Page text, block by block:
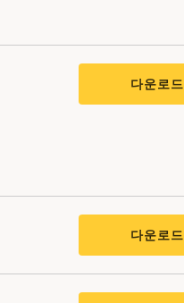
다운로드
다운로드